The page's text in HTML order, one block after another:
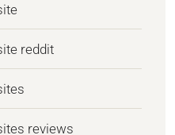
reddit
reviews